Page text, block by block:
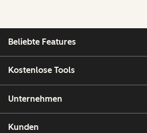
Beliebte Features
Kostenlose Tools
Unternehmen
Kunden